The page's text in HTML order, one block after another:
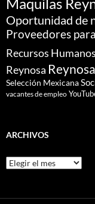
Maquilas
Oportunidad de
Proveedores
Recursos Humanos
Reynosa
Selección Mexicana
vacantes de empleo
ARCHIVOS
Archivos